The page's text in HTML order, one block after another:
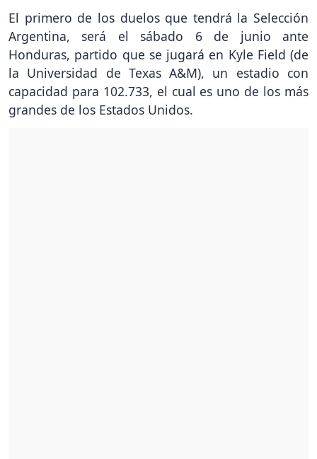
El primero de los duelos que tendrá la Selección
Argentina, será el sábado 6 de junio ante
Honduras, partido que se jugará en Kyle Field (de
la Universidad de Texas A&M), un estadio con
capacidad para 102.733, el cual es uno de los más
grandes de los Estados Unidos.